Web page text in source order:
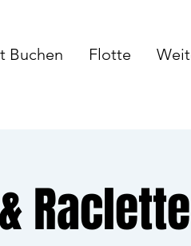
Buchen Flotte